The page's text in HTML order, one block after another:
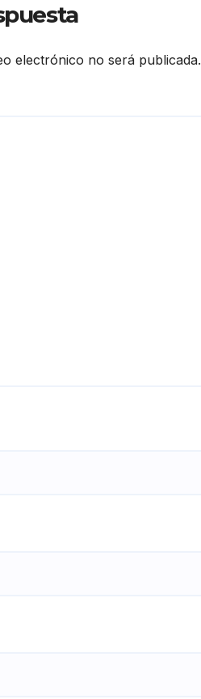
electrónico no será publicada.